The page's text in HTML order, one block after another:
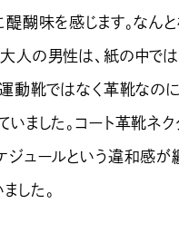
醍醐味を感じます。なん
人の男性は、紙の中で
運動靴ではなく革靴なの
いました。コート革靴ネ
ジュールという違和感
した。